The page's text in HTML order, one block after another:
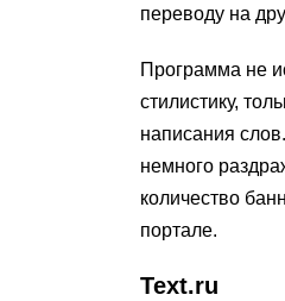
переводу на
Программа не
стилистику,
написания
немного
количество
портале.
Text.ru